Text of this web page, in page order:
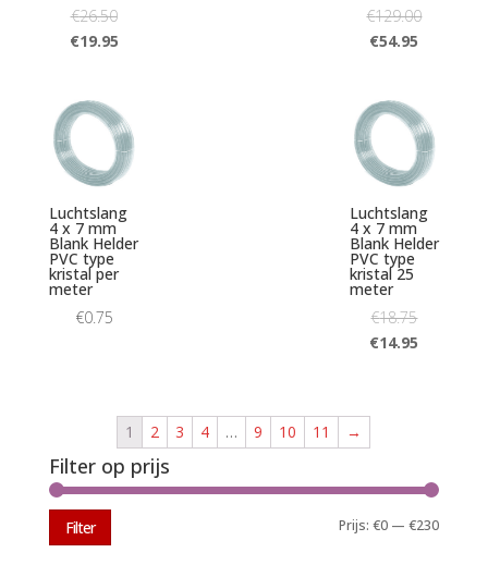
€26.50
€19.95
€129.00
€54.95
Luchtslang
4 x 7 mm
Blank Helder
PVC type
kristal per
meter
€0.75
Luchtslang
4 x 7 mm
Blank Helder
PVC type
kristal 25
meter
€18.75
€14.95
1 2 3 4 … 9 10 11 →
Filter op prijs
Min.
Max.
Filter Prijs:€0 —€230